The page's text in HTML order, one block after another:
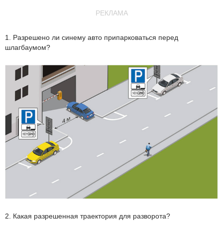
РЕКЛАМА
1. Разрешено ли синему авто припарковаться перед
шлагбаумом?
2. Какая разрешенная траектория для разворота?